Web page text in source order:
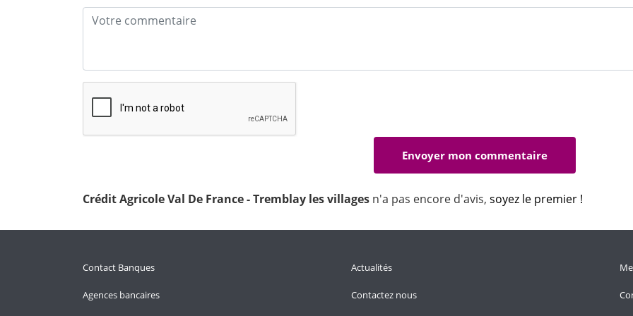
Crédit Agricole Val De France - Tremblay les villages n'a pas encore d'avis, soyez le premier !
Contact Banques
Agences bancaires
Actualités
Contactez nous